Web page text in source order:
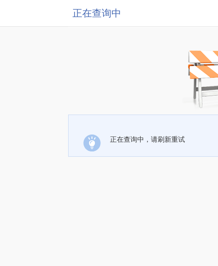
正在查询中
正在查询中，请刷新重试